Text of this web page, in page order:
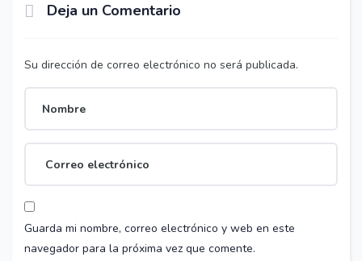
Deja un Comentario
Su dirección de correo electrónico no será publicada.
Guarda mi nombre, correo electrónico y web en este
navegador para la próxima vez que comente.